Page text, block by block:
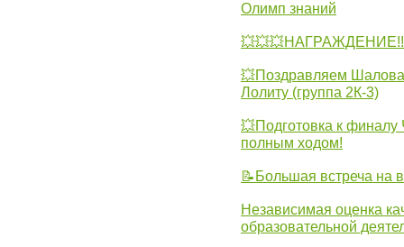
Олимп знаний
💥Поздравляем
Лолиту (группа 2К-3)
💥Подготовка к
полным ходом!
📝Большая встреча на
Независимая оценка
образовательной